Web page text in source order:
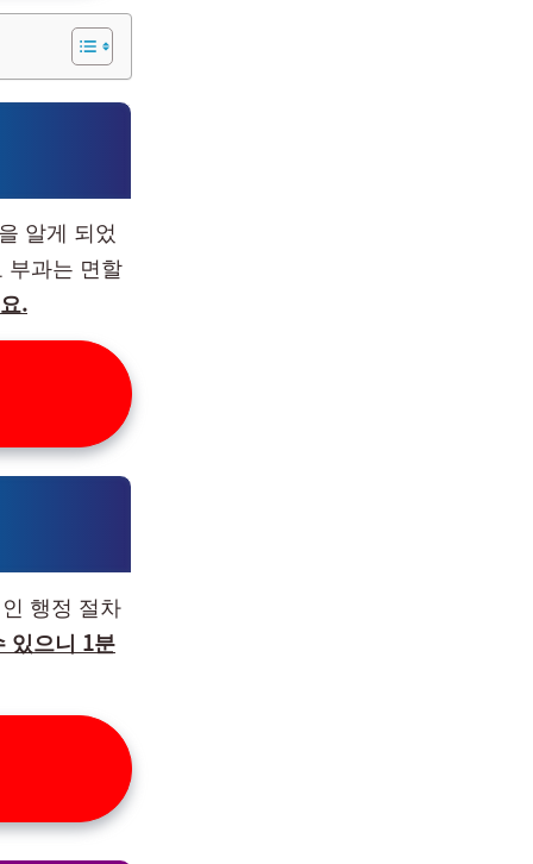
알게 되었
부과는 면할
.
행정 절차
있으니 1분